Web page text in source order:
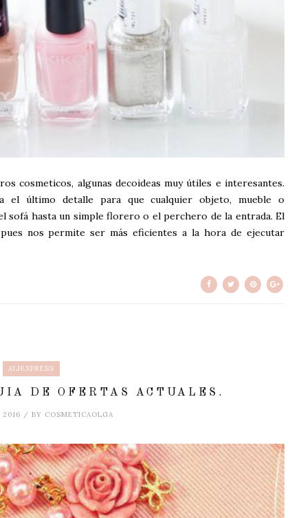
cosmeticos, algunas decoideas muy útiles e interesantes.
el último detalle para que cualquier objeto, mueble o
sofá hasta un simple florero o el perchero de la entrada. El
nos permite ser más eficientes a la hora de ejecutar
ALIEXPRESS
DE OFERTAS ACTUALES.
2016 / BY COSMETICAOLGA